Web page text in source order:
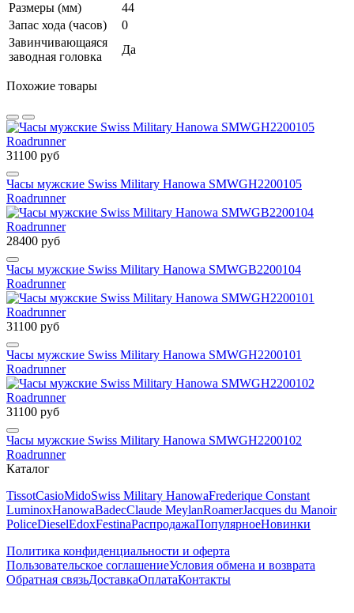
Размеры (мм)
44
Запас хода (часов)
0
Завинчивающаяся
заводная головка
Да
Похожие товары
31100 руб
Часы мужские Swiss Military Hanowa SMWGH2200105
Roadrunner
28400 руб
Часы мужские Swiss Military Hanowa SMWGB2200104
Roadrunner
31100 руб
Часы мужские Swiss Military Hanowa SMWGH2200101
Roadrunner
31100 руб
Часы мужские Swiss Military Hanowa SMWGH2200102
Roadrunner
Каталог
TissotCasioMidoSwiss Military HanowaFrederique Constant
LuminoxHanowaBadecClaude MeylanRoamerJacques du Manoir
PoliceDieselEdoxFestinaРаспродажаПопулярноеНовинки
Политика конфиденциальности и оферта
Пользовательское соглашениеУсловия обмена и возврата
Обратная связьДоставкаОплатаКонтакты